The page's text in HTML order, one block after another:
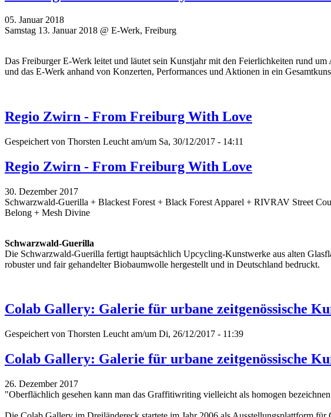
05. Januar 2018
Samstag 13. Januar 2018 @ E-Werk, Freiburg
Das Freiburger E-Werk leitet und läutet sein Kunstjahr mit den Feierlichkeiten rund
und das E-Werk anhand von Konzerten, Performances und Aktionen in ein
Regio Zwirn - From Freiburg With Love
Gespeichert von Thorsten Leucht am/um Sa, 30/12/2017 - 14:11
Regio Zwirn - From Freiburg With Love
30. Dezember 2017
Schwarzwald-Guerilla + Blackest Forest + Black Forest Apparel + RIVRAV Street
Belong + Mesh Divine
Schwarzwald-Guerilla
Die Schwarzwald-Guerilla fertigt hauptsächlich Upcycling-Kunstwerke aus alten
robuster und fair gehandelter Biobaumwolle hergestellt und in Deutschland bedruckt.
Colab Gallery: Galerie für urbane zeitgenössische
Gespeichert von Thorsten Leucht am/um Di, 26/12/2017 - 11:39
Colab Gallery: Galerie für urbane zeitgenössische
26. Dezember 2017
"Oberflächlich gesehen kann man das Graffitiwriting vielleicht als homogen